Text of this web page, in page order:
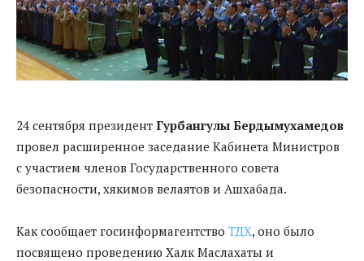
24 сентября президент Гурбангулы Бердымухамедов
провел расширенное заседание Кабинета Министров
с участием членов Государственного совета
безопасности, хякимов велаятов и Ашхабада.
Как сообщает госинформагентство ТДХ, оно было
посвящено проведению Халк Маслахаты и